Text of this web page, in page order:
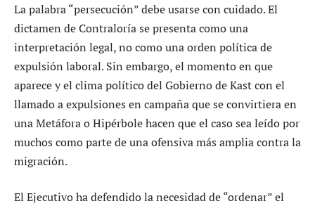
La palabra “persecución” debe usarse con cuidado. El
dictamen de Contraloría se presenta como una
interpretación legal, no como una orden política de
expulsión laboral. Sin embargo, el momento en que
aparece y el clima político del Gobierno de Kast con el
llamado a expulsiones en campaña que se convirtiera en
una Metáfora o Hipérbole hacen que el caso sea leído por
muchos como parte de una ofensiva más amplia contra la
migración.
El Ejecutivo ha defendido la necesidad de “ordenar” el